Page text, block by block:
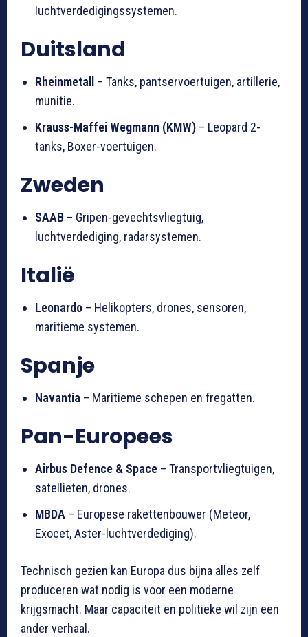
luchtverdedigingssystemen.
Duitsland
Rheinmetall
– Tanks, pantservoertuigen, artillerie,
munitie.
Krauss-Maffei Wegmann (KMW) – Leopard 2-
tanks, Boxer-voertuigen.
Zweden
SAAB – Gripen-gevechtsvliegtuig,
luchtverdediging, radarsystemen.
Italië
Leonardo – Helikopters, drones, sensoren,
maritieme systemen.
Spanje
Navantia – Maritieme schepen en fregatten.
Pan-Europees
Airbus Defence & Space – Transportvliegtuigen,
satellieten, drones.
MBDA – Europese rakettenbouwer (Meteor,
Exocet, Aster-luchtverdediging).
Technisch gezien kan Europa dus bijna alles zelf
produceren wat nodig is voor een moderne
krijgsmacht. Maar capaciteit en politieke wil zijn een
ander verhaal.